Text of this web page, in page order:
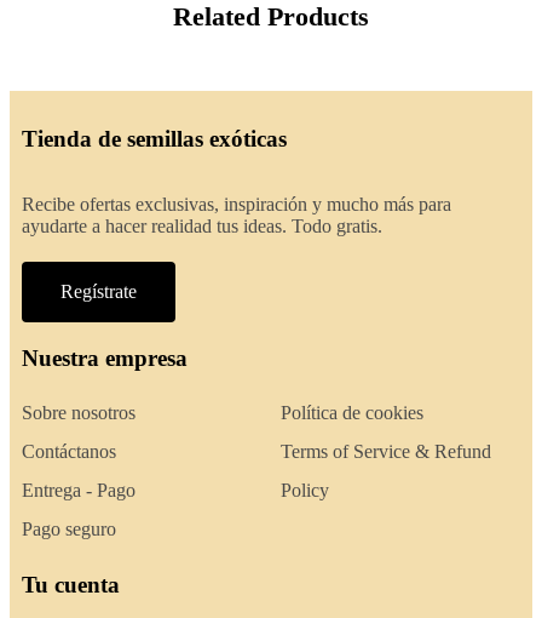
Related Products
Tienda de semillas exóticas
Recibe ofertas exclusivas, inspiración y mucho más para
ayudarte a hacer realidad tus ideas. Todo gratis.
Regístrate
Nuestra empresa
Sobre nosotros
Contáctanos
Entrega - Pago
Pago seguro
Política de cookies
Terms of Service & Refund
Policy
Tu cuenta